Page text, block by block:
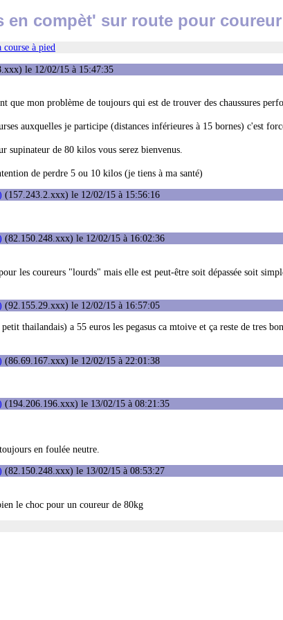
en compèt' sur route pour
à pied
le 12/02/15 à 15:47:35
que mon problème de toujours qui est de trouver des chaussures
auxquelles je participe (distances inférieures à 15 bornes) c'est
supinateur de 80 kilos vous serez bienvenus.
de perdre 5 ou 10 kilos (je tiens à ma santé)
(157.243.2.xxx) le 12/02/15 à 15:56:16
(82.150.248.xxx) le 12/02/15 à 16:02:36
les coureurs "lourds" mais elle est peut-être soit dépassée soit
(92.155.29.xxx) le 12/02/15 à 16:57:05
thailandais) a 55 euros les pegasus ca mtoive et ça reste de tres
(86.69.167.xxx) le 12/02/15 à 22:01:38
(194.206.196.xxx) le 13/02/15 à 08:21:35
en foulée neutre.
(82.150.248.xxx) le 13/02/15 à 08:53:27
le choc pour un coureur de 80kg